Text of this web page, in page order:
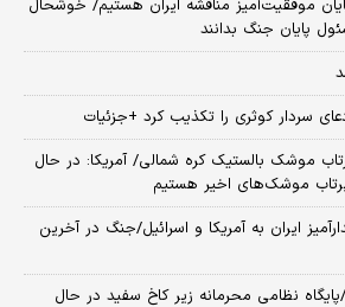
موفقیت‌آمیز مناقشه ایران هستیم/ خوشحال
پایان جنگ بدانند
سردار کوثری را تکذیب کرد +جزئیات
موشک بالستیک کره شمالی/ آمریکا: در حال
پرتاب موشک‌های اخیر هستیم
ایران به آمریکا و اسرائیل/جنگ در آخرین
پایگاه نظامی محرمانه زیر کاخ سفید در حال